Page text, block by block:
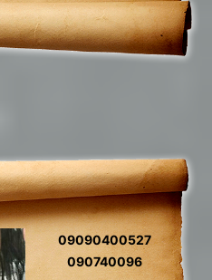
09090400527
090740096